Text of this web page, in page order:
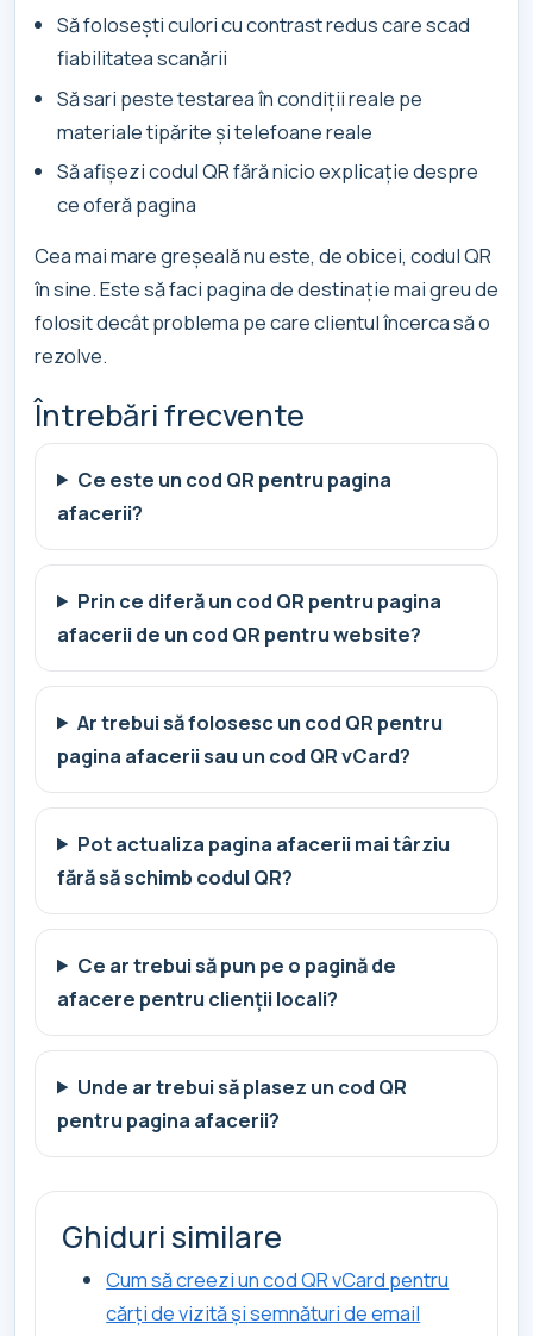
Să folosești culori cu contrast redus care scad
fiabilitatea scanării
Să sari peste testarea în condiții reale pe
materiale tipărite și telefoane reale
Să afișezi codul QR fără nicio explicație despre
ce oferă pagina
Cea mai mare greșeală nu este, de obicei, codul QR
în sine. Este să faci pagina de destinație mai greu de
folosit decât problema pe care clientul încerca să o
rezolve.
Întrebări frecvente
Ce este un cod QR pentru pagina
afacerii?
Prin ce diferă un cod QR pentru pagina
afacerii de un cod QR pentru website?
Ar trebui să folosesc un cod QR pentru
pagina afacerii sau un cod QR vCard?
Pot actualiza pagina afacerii mai târziu
fără să schimb codul QR?
Ce ar trebui să pun pe o pagină de
afacere pentru clienții locali?
Unde ar trebui să plasez un cod QR
pentru pagina afacerii?
Ghiduri similare
Cum să creezi un cod QR vCard pentru
cărți de vizită și semnături de email